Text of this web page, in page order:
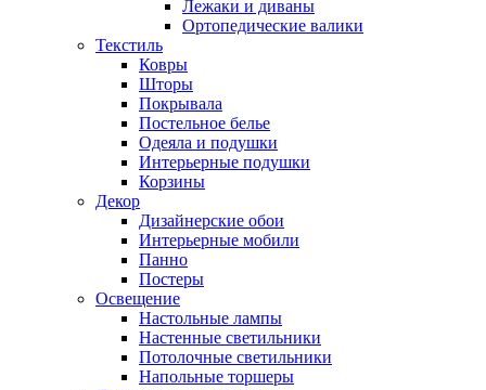
Лежаки и диваны
Ортопедические валики
Текстиль
Ковры
Шторы
Покрывала
Постельное белье
Одеяла и подушки
Интерьерные подушки
Корзины
Декор
Дизайнерские обои
Интерьерные мобили
Панно
Постеры
Освещение
Настольные лампы
Настенные светильники
Потолочные светильники
Напольные торшеры